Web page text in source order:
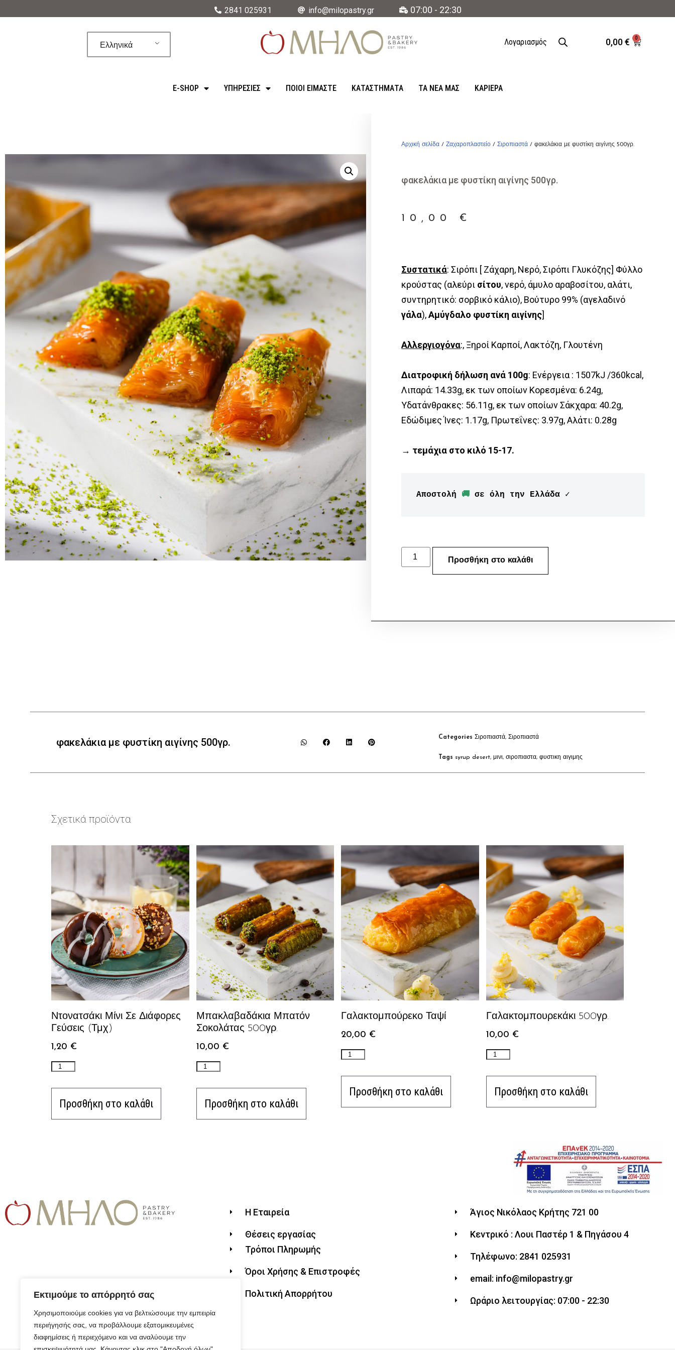
Εκτιμούμε το απόρρητό σας
Χρησιμοποιούμε cookies για να βελτιώσουμε την εμπειρία
περιήγησής σας, να προβάλλουμε εξατομικευμένες
διαφημίσεις ή περιεχόμενο και να αναλύουμε την
2841 025931 info@milopastry.gr 07:00 - 22:30
Ελληνικά Λογαριασμός 0,00€ 0
E-SHOP ΥΠΗΡΕΣΊΕΣ ΠΟΙΟΙ ΕΙΜΑΣΤΕ ΚΑΤΑΣΤΉΜΑΤΑ ΤΑ ΝΈΑ ΜΑΣ ΚΑΡΙΈΡΑ
Αρχική σελίδα /Ζαχαροπλαστείο /Σιροπιαστά / φακελάκια με φυστίκη αιγίνης 500γρ.
φακελάκια με φυστίκη αιγίνης 500γρ.
10,00 €
Συστατικά: Σιρόπι [ Ζάχαρη, Νερό, Σιρόπι Γλυκόζης] Φύλλο
κρούστας (αλεύρι σίτου, νερό, άμυλο αραβοσίτου, αλάτι,
συντηρητικό: σορβικό κάλιο), Βούτυρο 99% (αγελαδινό
γάλα),Αμύγδαλο φυστίκη αιγίνης]
Αλλεργιογόνα:, Ξηροί Καρποί, Λακτόζη, Γλουτένη
Διατροφική δήλωση ανά 100g: Ενέργεια : 1507kJ /360kcal,
Λιπαρά: 14.33g, εκ των οποίων Kορεσμένα: 6.24g,
Υδατάνθρακες: 56.11g, εκ των οποίων Σάκχαρα: 40.2g,
Εδώδιμες Ίνες: 1.17g, Πρωτεΐνες: 3.97g, Αλάτι: 0.28g
→ τεμάχια στο κιλό 15-17.
Αποστολή 🚚 σε όλη την Ελλάδα ✓
Προσθήκη στο καλάθι
φακελάκια με φυστίκη αιγίνης 500γρ. Categories Σιροπιαστά,Σιροπιαστά
Tags syrup desert,μινι,σιροπιαστα,φυστικη αιγιμης
Σχετικά προϊόντα
Ντονατσάκι Μίνι Σε Διάφορες
Γεύσεις (τμχ)
1,20 €
Προσθήκη στο καλάθι
Μπακλαβαδάκια Μπατόν
Σοκολάτας 500γρ.
10,00 €
Προσθήκη στο καλάθι
Γαλακτομπούρεκο Ταψί
20,00 €
Προσθήκη στο καλάθι
Γαλακτομπουρεκάκι 500γρ.
10,00 €
Προσθήκη στο καλάθι
Η Εταιρεία
Θέσεις εργασίας
Τρόποι Πληρωμής
Όροι Χρήσης & Επιστροφές
Πολιτική Απορρήτου
Άγιος Νικόλαος Κρήτης 721 00
Κεντρικό : Λουι Παστέρ 1 & Πηγάσου 4
Τηλέφωνο: 2841 025931
email: info@milopastry.gr
Ωράριο λειτουργίας: 07:00 - 22:30